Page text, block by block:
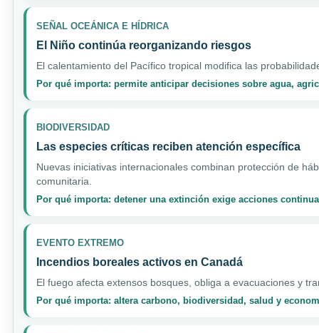
SEÑAL OCEÁNICA E HÍDRICA
El Niño continúa reorganizando riesgos
El calentamiento del Pacífico tropical modifica las
Por qué importa: permite anticipar decisiones sobre agua,
BIODIVERSIDAD
Las especies críticas reciben atención específica
Nuevas iniciativas internacionales combinan protección de
comunitaria.
Por qué importa: detener una extinción exige acciones
EVENTO EXTREMO
Incendios boreales activos en Canadá
El fuego afecta extensos bosques, obliga a evacuaciones y
Por qué importa: altera carbono, biodiversidad, salud y